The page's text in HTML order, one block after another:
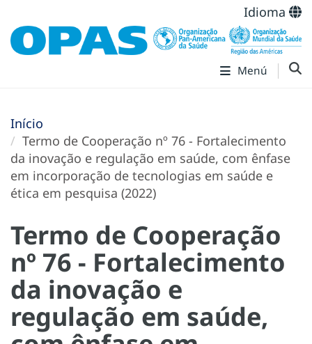
Idioma
Menú
Início
Termo de Cooperação nº 76 - Fortalecimento
da inovação e regulação em saúde, com ênfase
em incorporação de tecnologias em saúde e
ética em pesquisa (2022)
Termo de Cooperação
nº 76 - Fortalecimento
da inovação e
regulação em saúde,